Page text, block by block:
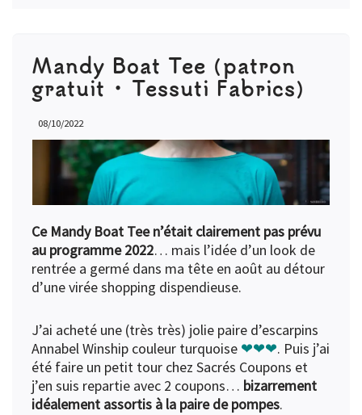
Mandy Boat Tee (patron
gratuit • Tessuti Fabrics)
08/10/2022
Ce Mandy Boat Tee n’était clairement pas prévu
au programme 2022… mais l’idée d’un look de
rentrée a germé dans ma tête en août au détour
d’une virée shopping dispendieuse.
J’ai acheté une (très très) jolie paire d’escarpins
Annabel Winship couleur turquoise ❤︎❤︎❤︎. Puis j’ai
été faire un petit tour chez Sacrés Coupons et
j’en suis repartie avec 2 coupons… bizarrement
idéalement assortis à la paire de pompes.